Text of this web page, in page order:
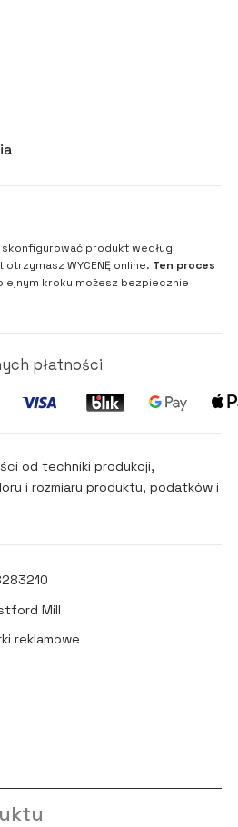
produkt według
WYCENĘ online. Ten proces
kroku możesz bezpiecznie
płatności
od techniki produkcji,
i rozmiaru produktu, podatków i
Mill
reklamowe